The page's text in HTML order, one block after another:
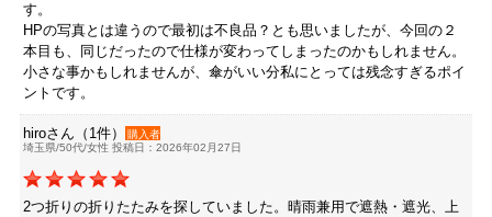
す。
HPの写真とは違うので最初は不良品？とも思いましたが、今回の２
本目も、同じだったので仕様が変わってしまったのかもしれません。
小さな事かもしれませんが、傘がいい分私にとっては残念すぎるポイ
ントです。
hiroさん（1件）
購入者
埼玉県/50代/女性 投稿日：2026年02月27日
2つ折りの折りたたみを探していました。晴雨兼用で遮熱・遮光、上